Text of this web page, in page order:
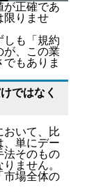
が正確であ
限りませ
しも「規約
が、この業
もありま
ではなく
おいて、比
、単にデー
法そのもの
ません。
市場全体の